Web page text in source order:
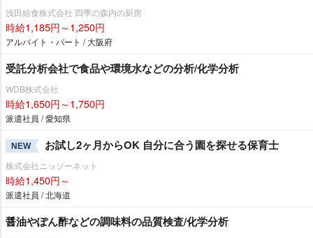
浅田給食株式会社 四季の森内の厨房
時給1,185円～1,250円
アルバイト・パート / 大阪府
受託分析会社で食品や環境水などの分析/化学分析
WDB株式会社
時給1,650円～1,750円
派遣社員 / 愛知県
NEW お試し2ヶ月からOK 自分に合う園を探せる保育士
株式会社ニッソーネット
時給1,450円～
派遣社員 / 北海道
醤油やぽん酢などの調味料の品質検査/化学分析